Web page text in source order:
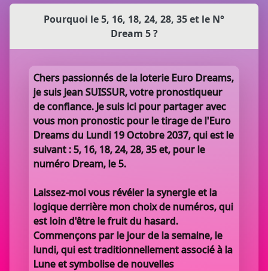
Pourquoi le 5, 16, 18, 24, 28, 35 et le N°
Dream 5 ?
Chers passionnés de la loterie Euro Dreams,
je suis Jean SUISSUR, votre pronostiqueur
de confiance. Je suis ici pour partager avec
vous mon pronostic pour le tirage de l'Euro
Dreams du Lundi 19 Octobre 2037, qui est le
suivant : 5, 16, 18, 24, 28, 35 et, pour le
numéro Dream, le 5.
Laissez-moi vous révéler la synergie et la
logique derrière mon choix de numéros, qui
est loin d'être le fruit du hasard.
Commençons par le jour de la semaine, le
lundi, qui est traditionnellement associé à la
Lune et symbolise de nouvelles